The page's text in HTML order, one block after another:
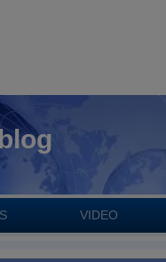
VIDEO